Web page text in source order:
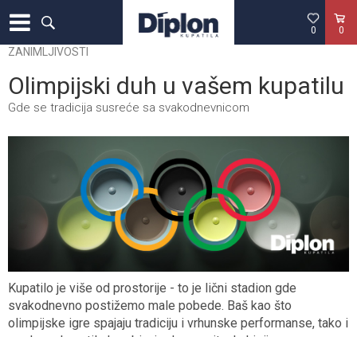
0
0
ZANIMLJIVOSTI
Olimpijski duh u vašem kupatilu
Gde se tradicija susreće sa svakodnevnicom
Kupatilo je više od prostorije - to je lični stadion gde
svakodnevno postižemo male pobede. Baš kao što
olimpijske igre spajaju tradiciju i vrhunske performanse, tako i